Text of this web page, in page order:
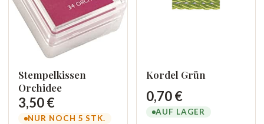
Stempelkissen
Orchidee
3,50 €
NUR NOCH 5 STK.
Kordel Grün
0,70 €
AUF LAGER